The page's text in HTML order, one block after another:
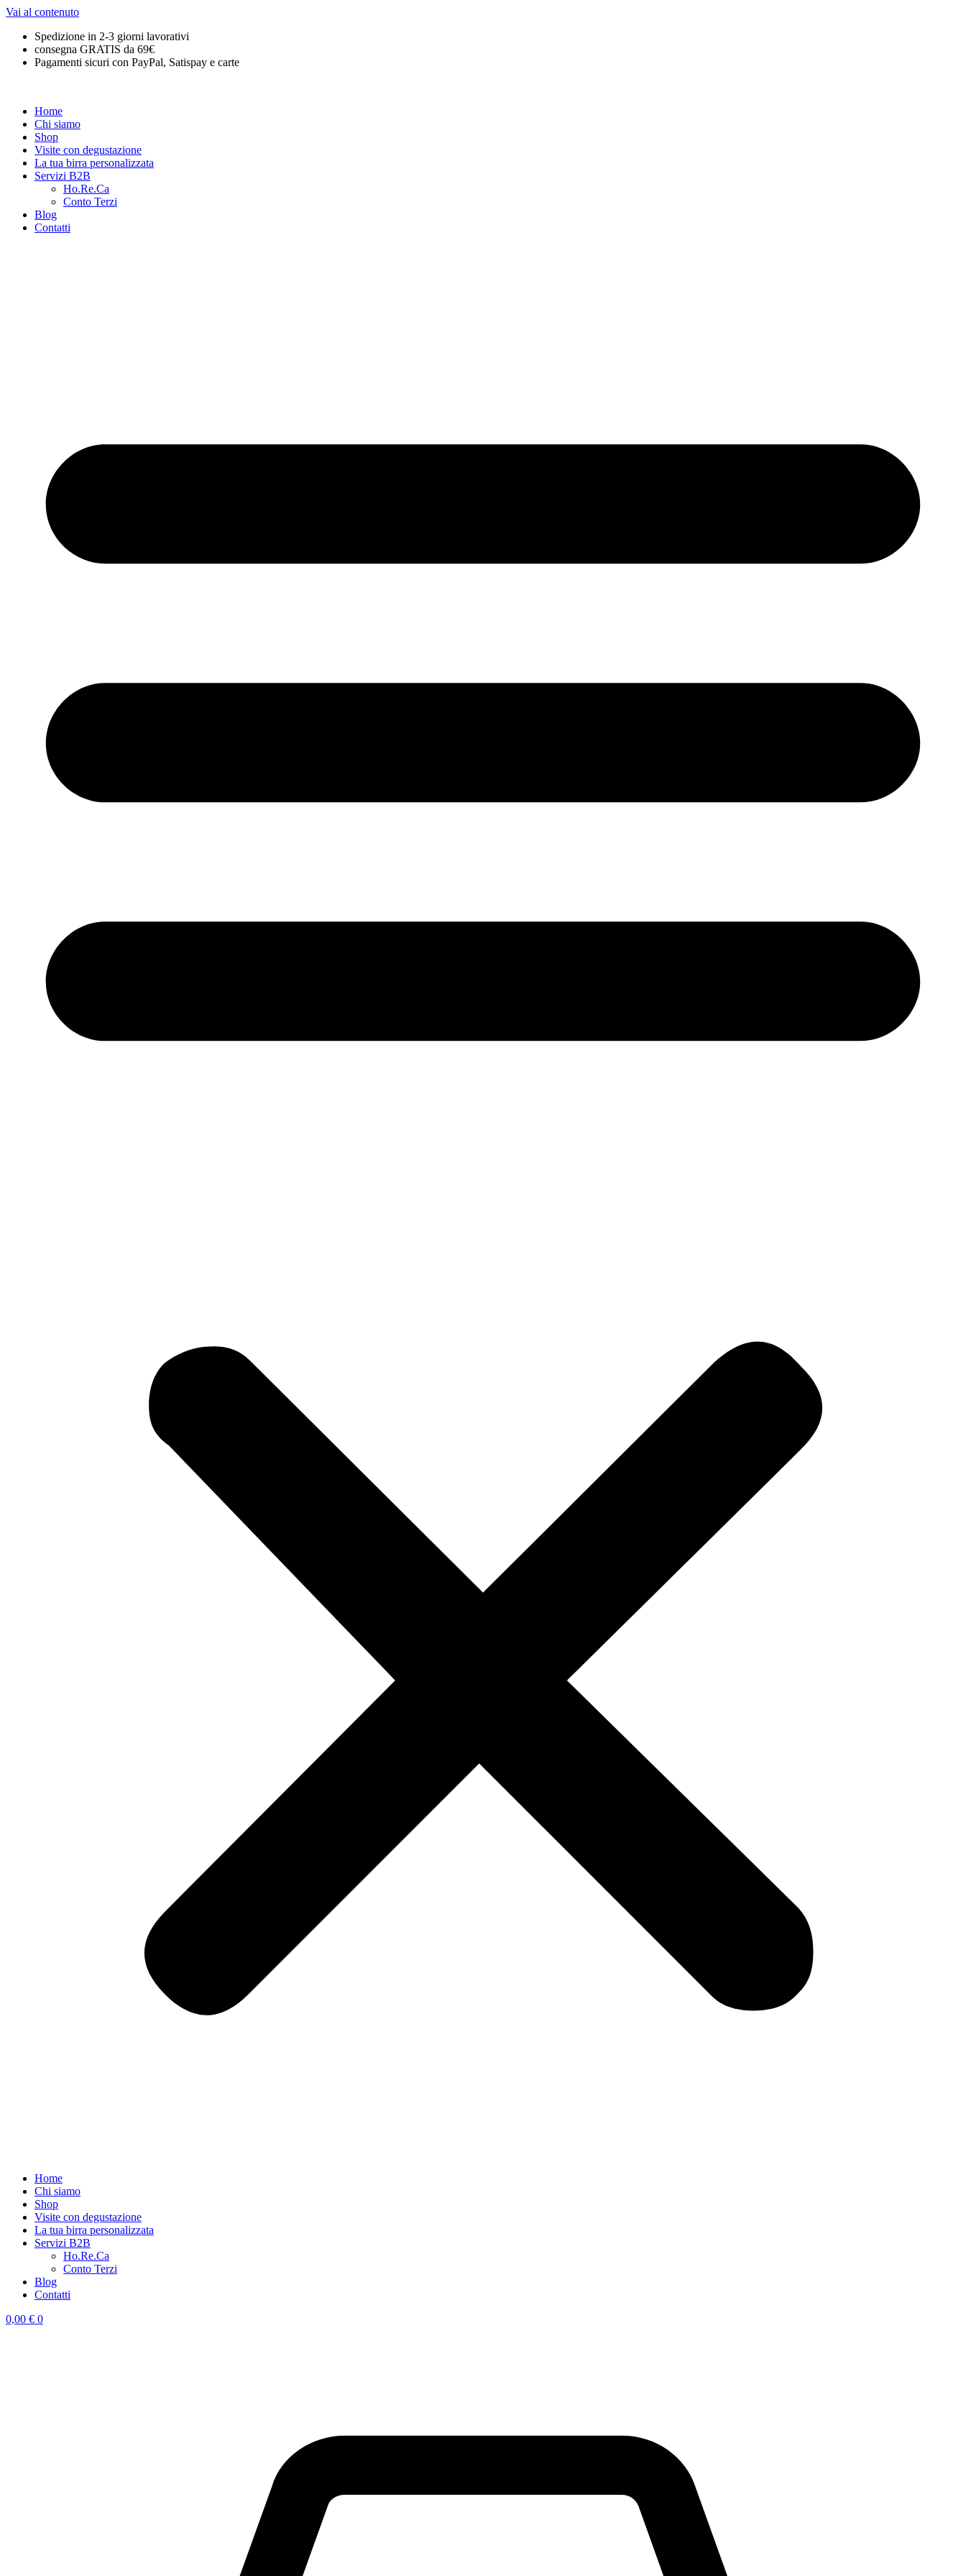
Vai al contenuto
Spedizione in 2-3 giorni lavorativi
consegna GRATIS da 69€
Pagamenti sicuri con PayPal, Satispay e carte
Home
Chi siamo
Shop
Visite con degustazione
La tua birra personalizzata
Servizi B2B
Ho.Re.Ca
Conto Terzi
Blog
Contatti
Home
Chi siamo
Shop
Visite con degustazione
La tua birra personalizzata
Servizi B2B
Ho.Re.Ca
Conto Terzi
Blog
Contatti
0,00 € 0